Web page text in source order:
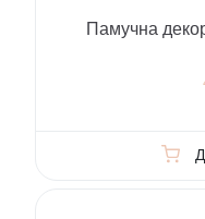
Памучна